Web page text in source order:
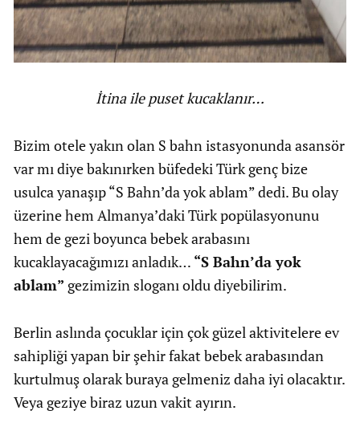
İtina ile puset kucaklanır…
Bizim otele yakın olan S bahn istasyonunda asansör
var mı diye bakınırken büfedeki Türk genç bize
usulca yanaşıp “S Bahn’da yok ablam” dedi. Bu olay
üzerine hem Almanya’daki Türk popülasyonunu
hem de gezi boyunca bebek arabasını
kucaklayacağımızı anladık… “S Bahn’da yok
ablam” gezimizin sloganı oldu diyebilirim.
Berlin aslında çocuklar için çok güzel aktivitelere ev
sahipliği yapan bir şehir fakat bebek arabasından
kurtulmuş olarak buraya gelmeniz daha iyi olacaktır.
Veya geziye biraz uzun vakit ayırın.